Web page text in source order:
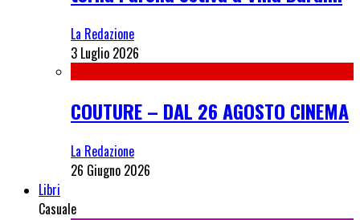
La Redazione
3 Luglio 2026
COUTURE – DAL 26 AGOSTO CINEMA
La Redazione
26 Giugno 2026
Libri
Casuale